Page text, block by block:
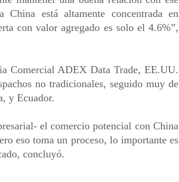
China está altamente concentrada en
con valor agregado es solo el 4.6%”,
Comercial ADEX Data Trade, EE.UU.
no tradicionales, seguido muy de
y Ecuador.
el comercio potencial con China
eso toma un proceso, lo importante es
concluyó.